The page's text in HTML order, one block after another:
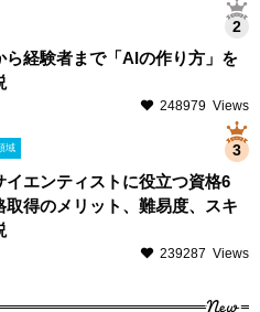
ら経験者まで「AIの作り方」を
248979 Views
域
イエンティストに役立つ資格6
取得のメリット、難易度、スキ
239287 Views